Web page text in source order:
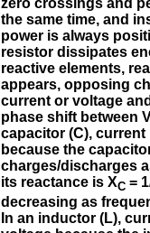
zero crossings and
the same time, and
power is always
resistor dissipates
reactive elements,
appears, opposing
current or voltage
phase shift between
capacitor (C), current
because the
charges/discharges
its reactance is XC =
decreasing as
In an inductor (L),